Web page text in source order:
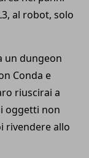
al robot, solo
un dungeon
Conda e
riuscirai a
oggetti non
rivendere allo